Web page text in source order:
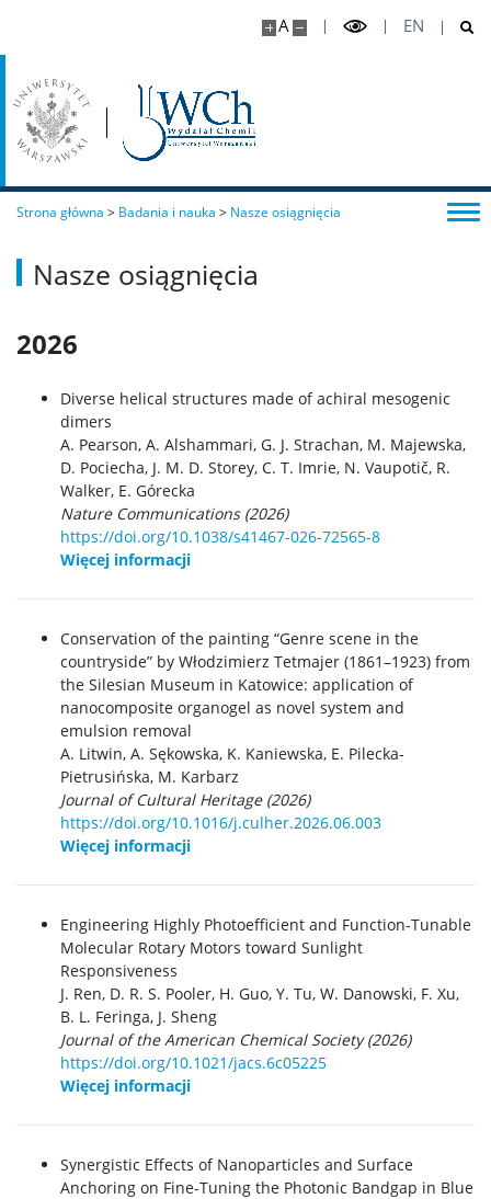
A EN
Strona główna > Badania i nauka > Nasze osiągnięcia
Nasze osiągnięcia
2026
Diverse helical structures made of achiral mesogenic
dimers
A. Pearson, A. Alshammari, G. J. Strachan, M. Majewska,
D. Pociecha, J. M. D. Storey, C. T. Imrie, N. Vaupotič, R.
Walker, E. Górecka
Nature Communications (2026)
https://doi.org/10.1038/s41467-026-72565-8
Więcej informacji
Conservation of the painting “Genre scene in the
countryside” by Włodzimierz Tetmajer (1861–1923) from
the Silesian Museum in Katowice: application of
nanocomposite organogel as novel system and
emulsion removal
A. Litwin, A. Sękowska, K. Kaniewska, E. Pilecka-
Pietrusińska, M. Karbarz
Journal of Cultural Heritage (2026)
https://doi.org/10.1016/j.culher.2026.06.003
Więcej informacji
Engineering Highly Photoefficient and Function-Tunable
Molecular Rotary Motors toward Sunlight
Responsiveness
J. Ren, D. R. S. Pooler, H. Guo, Y. Tu, W. Danowski, F. Xu,
B. L. Feringa, J. Sheng
Journal of the American Chemical Society (2026)
https://doi.org/10.1021/jacs.6c05225
Więcej informacji
Synergistic Effects of Nanoparticles and Surface
Anchoring on Fine-Tuning the Photonic Bandgap in Blue